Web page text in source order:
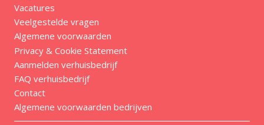
Vacatures
Veelgestelde vragen
Algemene voorwaarden
Privacy & Cookie Statement
Aanmelden verhuisbedrijf
FAQ verhuisbedrijf
Contact
Algemene voorwaarden bedrijven